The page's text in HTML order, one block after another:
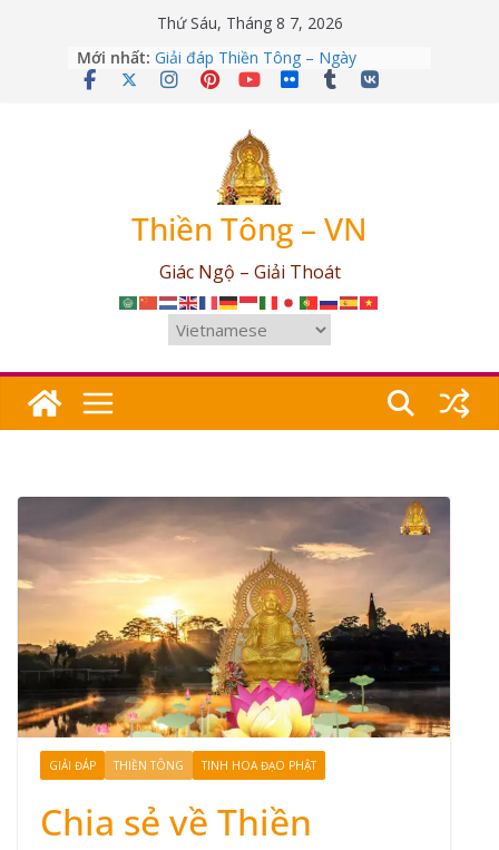
Thứ Sáu, Tháng 8 7, 2026
Mới nhất: Giải đáp Thiền Tông – Ngày
12/04/2026
Giải đáp Thiền Tông – Ngày
25/07/2026
Giải đáp Thiền Tông – Ngày
17/06/2026
Giải đáp Thiền Tông – Ngày
Thiền Tông – VN
Giác Ngộ – Giải Thoát
GIẢI ĐÁP THIỀN TÔNG TINH HOA ĐẠO PHẬT
Chia sẻ về Thiền